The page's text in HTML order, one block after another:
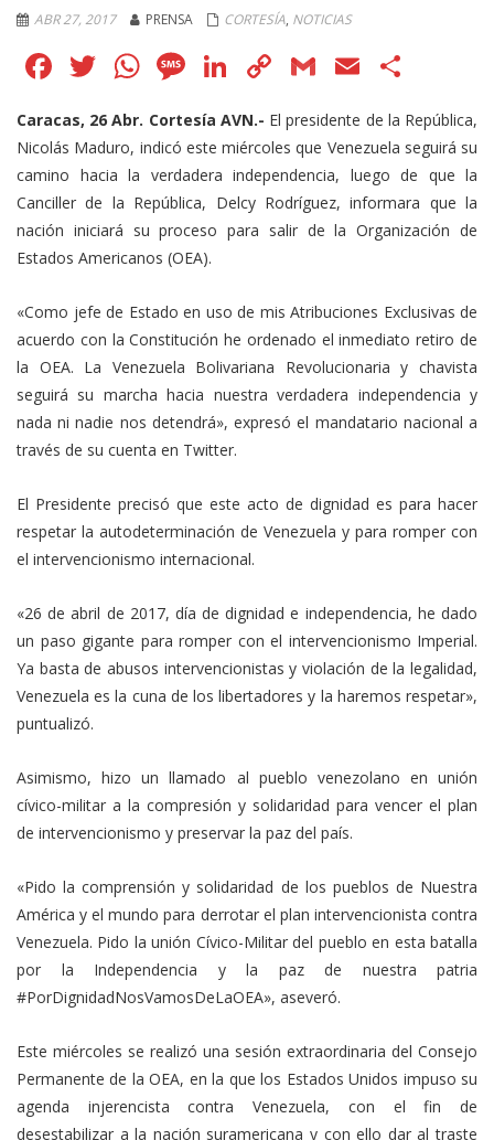
ABR 27, 2017 PRENSA CORTESÍA, NOTICIAS
Facebook
Twitter
WhatsApp
Message
LinkedIn
Copy
Link
GmailEmail
Caracas, 26 Abr. Cortesía AVN.- El presidente de la República,
Nicolás Maduro, indicó este miércoles que Venezuela seguirá su
camino hacia la verdadera independencia, luego de que la
Canciller de la República, Delcy Rodríguez, informara que la
nación iniciará su proceso para salir de la Organización de
Estados Americanos (OEA).
«Como jefe de Estado en uso de mis Atribuciones Exclusivas de
acuerdo con la Constitución he ordenado el inmediato retiro de
la OEA. La Venezuela Bolivariana Revolucionaria y chavista
seguirá su marcha hacia nuestra verdadera independencia y
nada ni nadie nos detendrá», expresó el mandatario nacional a
través de su cuenta en Twitter.
El Presidente precisó que este acto de dignidad es para hacer
respetar la autodeterminación de Venezuela y para romper con
el intervencionismo internacional.
«26 de abril de 2017, día de dignidad e independencia, he dado
un paso gigante para romper con el intervencionismo Imperial.
Ya basta de abusos intervencionistas y violación de la legalidad,
Venezuela es la cuna de los libertadores y la haremos respetar»,
puntualizó.
Asimismo, hizo un llamado al pueblo venezolano en unión
cívico-militar a la compresión y solidaridad para vencer el plan
de intervencionismo y preservar la paz del país.
«Pido la comprensión y solidaridad de los pueblos de Nuestra
América y el mundo para derrotar el plan intervencionista contra
Venezuela. Pido la unión Cívico-Militar del pueblo en esta batalla
por la Independencia y la paz de nuestra patria
#PorDignidadNosVamosDeLaOEA», aseveró.
Este miércoles se realizó una sesión extraordinaria del Consejo
Permanente de la OEA, en la que los Estados Unidos impuso su
agenda injerencista contra Venezuela, con el fin de
desestabilizar a la nación suramericana y con ello dar al traste